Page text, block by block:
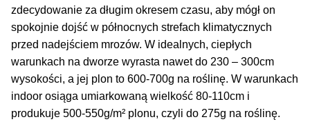
Fajki Wodne
Inne Akcesoria
Informacje
menu
zdecydowanie za długim okresem czasu, aby mógł on
spokojnie dojść w północnych strefach klimatycznych
przed nadejściem mrozów. W idealnych, ciepłych
warunkach na dworze wyrasta nawet do 230 – 300cm
wysokości, a jej plon to 600-700g na roślinę. W warunkach
indoor osiąga umiarkowaną wielkość 80-110cm i
produkuje 500-550g/m² plonu, czyli do 275g na roślinę.